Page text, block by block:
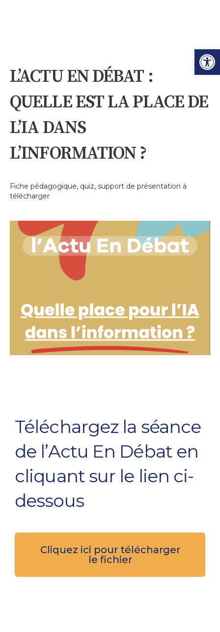
Ouvrir
L’ACTU EN DÉBAT :
QUELLE EST LA PLACE DE
L’IA DANS
L’INFORMATION ?
Fiche pédagogique, quiz, support de présentation à
télécharger
Téléchargez la séance
de l’Actu En Débat en
cliquant sur le lien ci-
dessous
Cliquez ici pour télécharger
le fichier